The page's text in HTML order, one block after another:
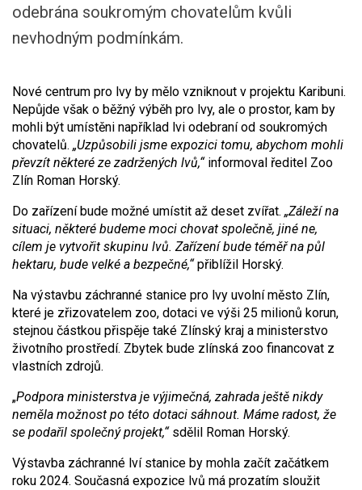
odebrána soukromým chovatelům kvůli
nevhodným podmínkám.
Nové centrum pro lvy by mělo vzniknout v projektu Karibuni.
Nepůjde však o běžný výběh pro lvy, ale o prostor, kam by
mohli být umístěni například lvi odebraní od soukromých
chovatelů. „Uzpůsobili jsme expozici tomu, abychom mohli
převzít některé ze zadržených lvů,“informoval ředitel Zoo
Zlín Roman Horský.
Do zařízení bude možné umístit až deset zvířat. „Záleží na
situaci, některé budeme moci chovat společně, jiné ne,
cílem je vytvořit skupinu lvů. Zařízení bude téměř na půl
hektaru, bude velké a bezpečné,“přiblížil Horský.
Na výstavbu záchranné stanice pro lvy uvolní město Zlín,
které je zřizovatelem zoo, dotaci ve výši 25 milionů korun,
stejnou částkou přispěje také Zlínský kraj a ministerstvo
životního prostředí. Zbytek bude zlínská zoo financovat z
vlastních zdrojů.
„Podpora ministerstva je výjimečná, zahrada ještě nikdy
neměla možnost po této dotaci sáhnout. Máme radost, že
se podařil společný projekt,“sdělil Roman Horský.
Výstavba záchranné lví stanice by mohla začít začátkem
roku 2024. Současná expozice lvů má prozatím sloužit